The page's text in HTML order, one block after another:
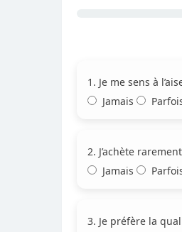
1. Je me sens à
Jamais
2. J’achète
Jamais
3. Je préfère la